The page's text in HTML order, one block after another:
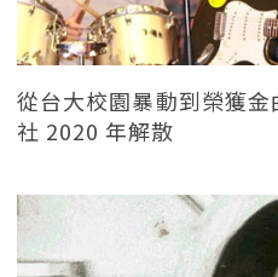
從台大校園暴動到榮獲
社 2020 年解散